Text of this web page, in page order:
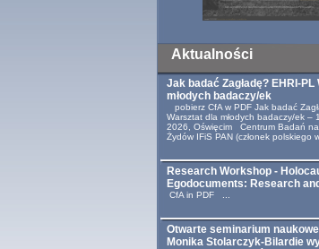
Aktualności
Jak badać Zagładę? EHRI-
młodych badaczy/ek
pobierz CfA w PDF Jak badać
Warsztat dla młodych badaczy/ek –
2026, Oświęcim Centrum Badań
Żydów IFiS PAN (członek polskiego
Research Workshop -
Egodocuments: Research
CfA in PDF ...
Otwarte seminarium
Monika Stolarczyk-Bilardie